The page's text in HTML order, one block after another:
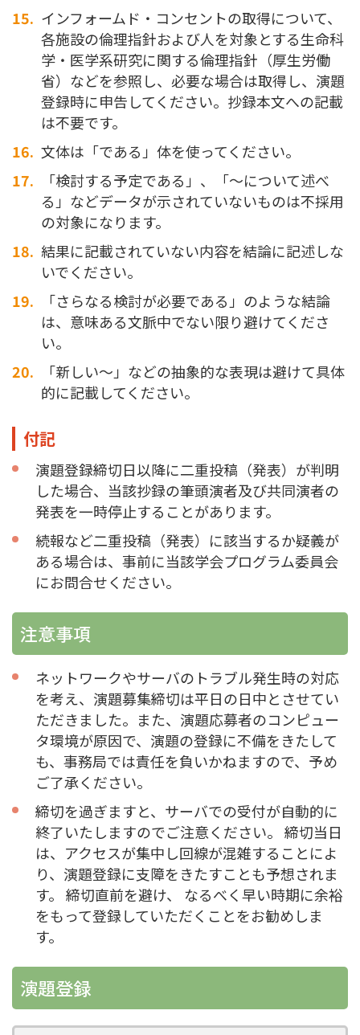
インフォームド・コンセントの取得について、
各施設の倫理指針および人を対象とする生命科
学・医学系研究に関する倫理指針（厚生労働
省）などを参照し、必要な場合は取得し、演題
登録時に申告してください。抄録本文への記載
は不要です。
文体は「である」体を使ってください。
「検討する予定である」、「～について述べ
る」などデータが示されていないものは不採用
の対象になります。
結果に記載されていない内容を結論に記述しな
いでください。
「さらなる検討が必要である」のような結論
は、意味ある文脈中でない限り避けてくださ
い。
「新しい～」などの抽象的な表現は避けて具体
的に記載してください。
付記
演題登録締切日以降に二重投稿（発表）が判明
した場合、当該抄録の筆頭演者及び共同演者の
発表を一時停止することがあります。
続報など二重投稿（発表）に該当するか疑義が
ある場合は、事前に当該学会プログラム委員会
にお問合せください。
注意事項
ネットワークやサーバのトラブル発生時の対応
を考え、演題募集締切は平日の日中とさせてい
ただきました。また、演題応募者のコンピュー
タ環境が原因で、演題の登録に不備をきたして
も、事務局では責任を負いかねますので、予め
ご了承ください。
締切を過ぎますと、サーバでの受付が自動的に
終了いたしますのでご注意ください。 締切当日
は、アクセスが集中し回線が混雑することによ
り、演題登録に支障をきたすことも予想されま
す。 締切直前を避け、 なるべく早い時期に余裕
をもって登録していただくことをお勧めしま
す。
演題登録